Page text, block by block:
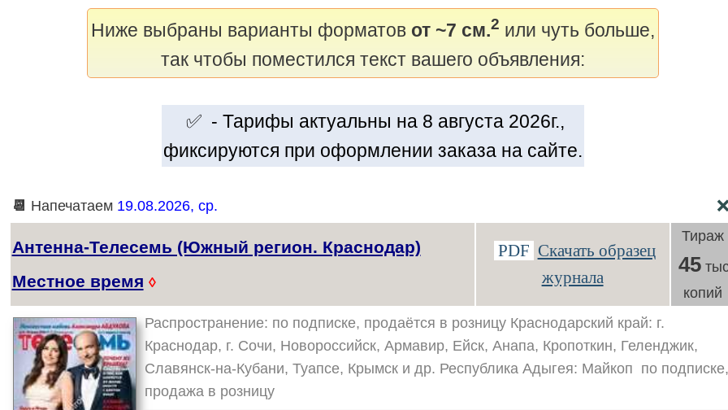
Ниже выбраны варианты форматов от ~7 см.2 или чуть больше,
так чтобы поместился текст вашего объявления:
✅ - Тарифы актуальны на 8 августа 2026г.,
фиксируются при оформлении заказа на сайте.
📆 Напечатаем 19.08.2026, ср.
Антенна-Телесемь (Южный регион. Краснодар)
Местное время ◊
PDF Скачать образец
журнала
Тираж
45
копий
Распространение: по подписке, продаётся в розницу Краснодарский край: г.
Краснодар, г. Сочи, Новороссийск, Армавир, Ейск, Анапа, Кропоткин, Геленджик,
Славянск-на-Кубани, Туапсе, Крымск и др. Республика Адыгея: Майкоп по подписке,
продажа в розницу